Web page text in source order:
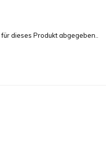
dieses Produkt abgegeben..